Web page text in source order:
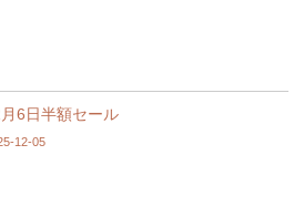
6日半額セール
12-05